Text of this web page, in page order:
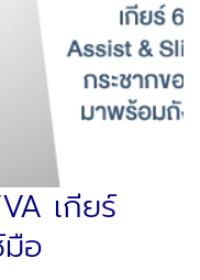
เกียร์
อ